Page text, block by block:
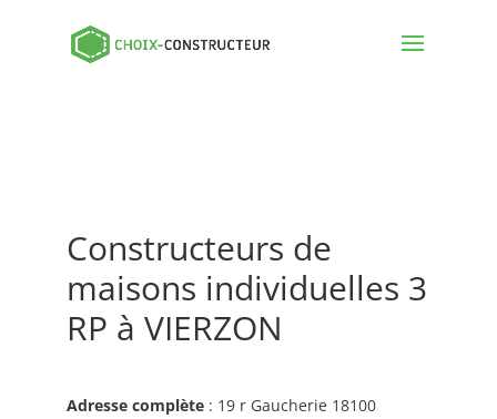
Constructeurs de
maisons individuelles 3
RP à VIERZON
Adresse complète: 19 r Gaucherie 18100